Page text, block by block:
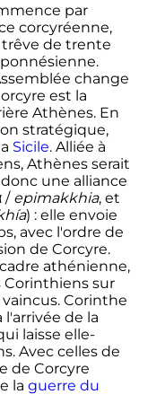
par
corcyréenne,
de trente
change
est la
Athènes. En
stratégique,
Sicile. Alliée à
Athènes serait
une alliance
/ epimakkhia, et
) : elle envoie
avec l'ordre de
de Corcyre.
athénienne,
Corinthiens sur
vaincus. Corinthe
de la
laisse elle-
Avec celles de
de Corcyre
la guerre du